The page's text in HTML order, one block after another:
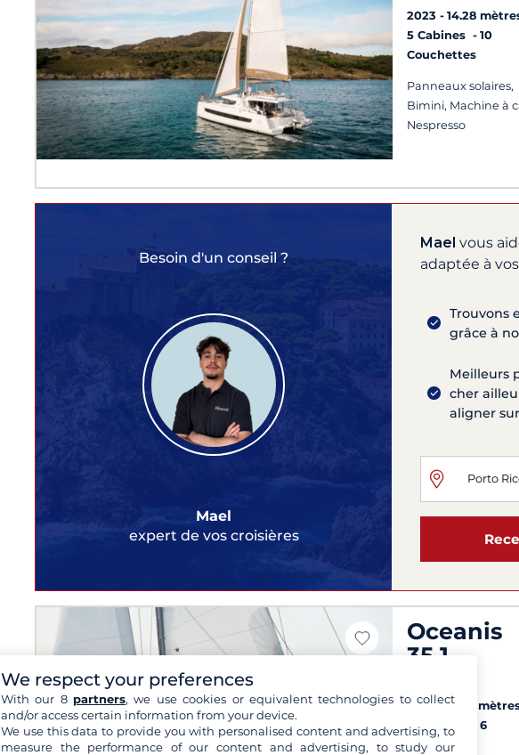
2023
14.28
5 Cabines
10
Couchettes
Panneaux solaires,
Bimini, Machine à
Nespresso
Besoin d'un conseil ?
Mael
expert de vos croisières
Mael vous
adaptée à
Trouvons
grâce à
Meilleurs
cher
aligner
Oceanis
35.1
2019
10.45
3 Cabines
6
Couchettes
We respect your preferences
With our 8 partners, we use cookies or equivalent technologies to collect
and/or access certain information from your device.
We use this data to provide you with personalised content and advertising, to
measure the performance of our content and advertising, to study our